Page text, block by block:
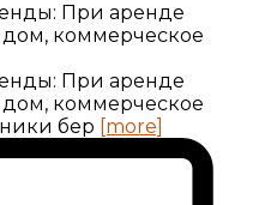
При аренде
коммерческое
При аренде
коммерческое
бер [more]